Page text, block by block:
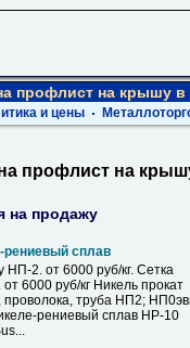
профлист на крышу в
и цены
профлист на
на продажу
рениевый сплав
НП-2. от 6000 руб/кг. Сетка
6000 руб/кг Никель прокат
проволока, труба НП2;
рениевый сплав НР-10